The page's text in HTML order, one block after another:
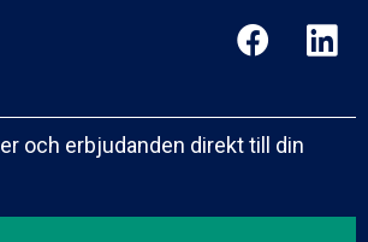
och erbjudanden direkt till din